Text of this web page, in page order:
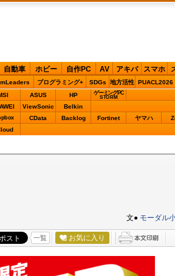
自動車 ホビー 自作PC AV アキバ スマホ
プログラミング+ SDGs 地方活性 PUACL2026
ASUS HP ゲーミングPC
STORM
ViewSonic Belkin
CData Backlog Fortinet ヤマハ
文● モーダル
一覧 お気に入り